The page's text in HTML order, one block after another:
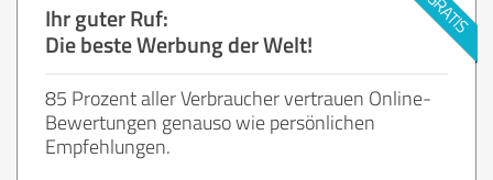
Ihr guter Ruf:
Die beste Werbung der Welt!
85 Prozent aller Verbraucher vertrauen Online-
Bewertungen genauso wie persönlichen
Empfehlungen.